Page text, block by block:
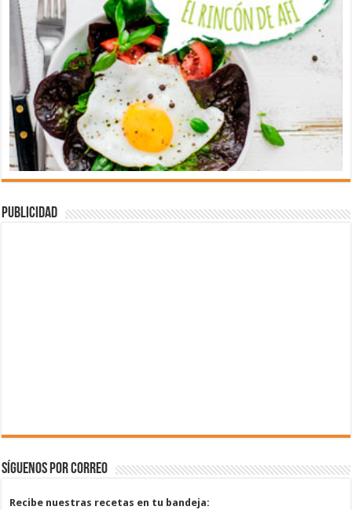
Publicidad
Síguenos por correo
Recibe nuestras recetas en tu bandeja: